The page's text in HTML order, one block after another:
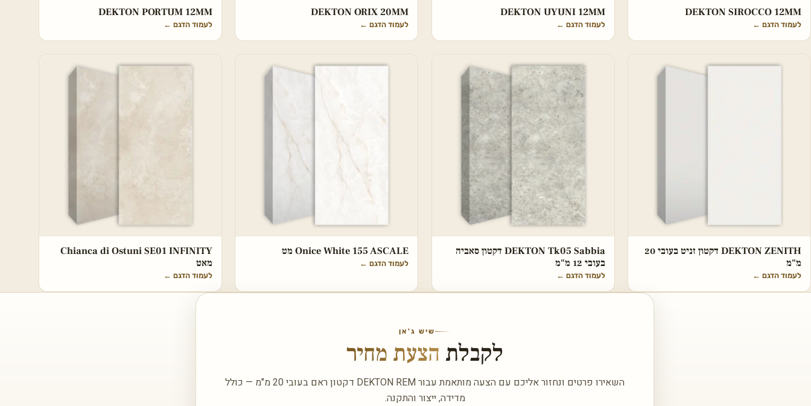
DEKTON SIROCCO 12MM
לעמוד הדגם ←
DEKTON UYUNI 12MM
לעמוד הדגם ←
DEKTON ORIX 20MM
לעמוד הדגם ←
DEKTON PORTUM 12MM
לעמוד הדגם ←
DEKTON ZENITH דקטון זניט בעובי 20
מ"מ
לעמוד הדגם ←
DEKTON Tk05 Sabbia דקטון סאביה
בעובי 12 מ"מ
לעמוד הדגם ←
Onice White 155 ASCALE מט
לעמוד הדגם ←
Chianca di Ostuni SE01 INFINITY
מאט
לעמוד הדגם ←
שיש ג'אן
לקבלת הצעת מחיר
השאירו פרטים ונחזור אליכם עם הצעה מותאמת עבור DEKTON REM דקטון ראם בעובי 20 מ"מ — כולל
מדידה, ייצור והתקנה.